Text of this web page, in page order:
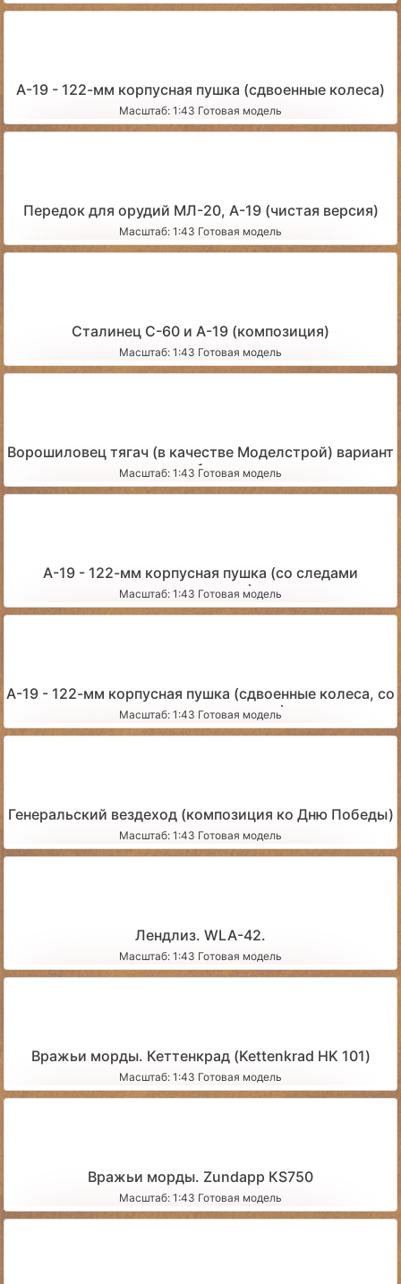
А-19 - 122-мм корпусная пушка (сдвоенные колеса)
Масштаб: 1:43 Готовая модель
Передок для орудий МЛ-20, А-19 (чистая версия)
Масштаб: 1:43 Готовая модель
Сталинец С-60 и А-19 (композиция)
Масштаб: 1:43 Готовая модель
Ворошиловец тягач (в качестве Моделстрой) вариант
1
Масштаб: 1:43 Готовая модель
А-19 - 122-мм корпусная пушка (со следами
эксплуатации)
Масштаб: 1:43 Готовая модель
А-19 - 122-мм корпусная пушка (сдвоенные колеса, со
следами эксплуатации)
Масштаб: 1:43 Готовая модель
Генеральский вездеход (композиция ко Дню Победы)
Масштаб: 1:43 Готовая модель
Лендлиз. WLA-42.
Масштаб: 1:43 Готовая модель
Вражьи морды. Кеттенкрад (Kettenkrad HK 101)
Масштаб: 1:43 Готовая модель
Вражьи морды. Zundapp КS750
Масштаб: 1:43 Готовая модель